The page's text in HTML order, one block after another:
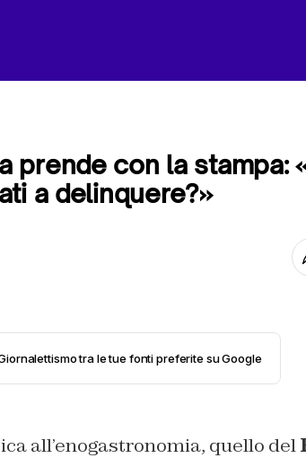
prende con la stampa:
a delinquere?»
tra le tue fonti preferite su Google
all’enogastronomia, quello del